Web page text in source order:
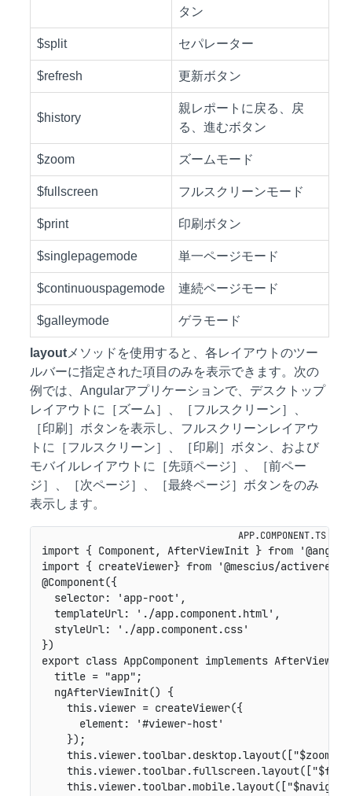
タン
$split セパレーター
$refresh 更新ボタン
$history
親レポートに戻る、戻
る、進むボタン
$zoom ズームモード
$fullscreen フルスクリーンモード
$print 印刷ボタン
$singlepagemode 単一ページモード
$continuouspagemode 連続ページモード
$galleymode ゲラモード
layout メソッドを使用すると、各レイアウトのツー
ルバーに指定された項目のみを表示できます。次の
例では、Angularアプリケーションで、デスクトップ
レイアウトに［ズーム］、［フルスクリーン］、
［印刷］ボタンを表示し、フルスクリーンレイアウ
トに［フルスクリーン］、［印刷］ボタン、および
モバイルレイアウトに［先頭ページ］、［前ペー
ジ］、［次ページ］、［最終ページ］ボタンをのみ
表示します。
import { Component, AfterViewInit } from
import { createViewer} from '@mescius/
@Component({
  selector: 'app-root',
  templateUrl: './app.component.html',
  styleUrl: './app.component.css'
})
export class AppComponent implements
  title = "app";
  ngAfterViewInit() {
    this.viewer = createViewer({
      element: '#viewer-host'
    });
this.viewer.toolbar.desktop.layout(["$zoom",